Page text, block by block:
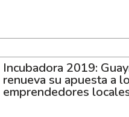
Incubadora 2019:
renueva su apuesta a
emprendedores